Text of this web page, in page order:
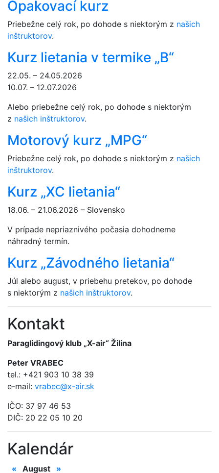
Opakovací kurz
Priebežne celý rok, po dohode s niektorým z našich
inštruktorov.
Kurz lietania v termike „B“
22.05. – 24.05.2026
10.07. – 12.07.2026
Alebo priebežne celý rok, po dohode s niektorým
z našich inštruktorov.
Motorový kurz „MPG“
Priebežne celý rok, po dohode s niektorým z našich
inštruktorov.
Kurz „XC lietania“
18.06. – 21.06.2026 – Slovensko
V prípade nepriaznivého počasia dohodneme
náhradný termín.
Kurz „Závodného lietania“
Júl alebo august, v priebehu pretekov, po dohode
s niektorým z našich inštruktorov.
Kontakt
Paraglidingový klub „X-air“ Žilina
Peter VRABEC
tel.: +421 903 10 38 39
e-mail: vrabec@x-air.sk
IČO: 37 97 46 53
DIČ: 20 22 05 10 20
Kalendár
« August
»